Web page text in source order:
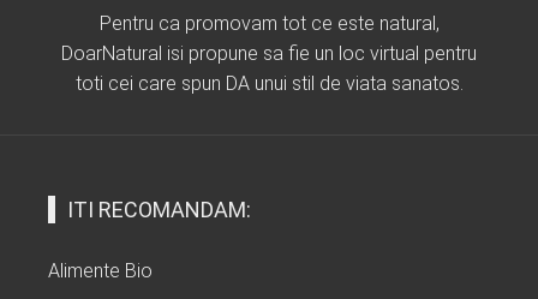
Pentru ca promovam tot ce este natural,
DoarNatural isi propune sa fie un loc virtual pentru
toti cei care spun DA unui stil de viata sanatos.
ITI RECOMANDAM:
Alimente Bio